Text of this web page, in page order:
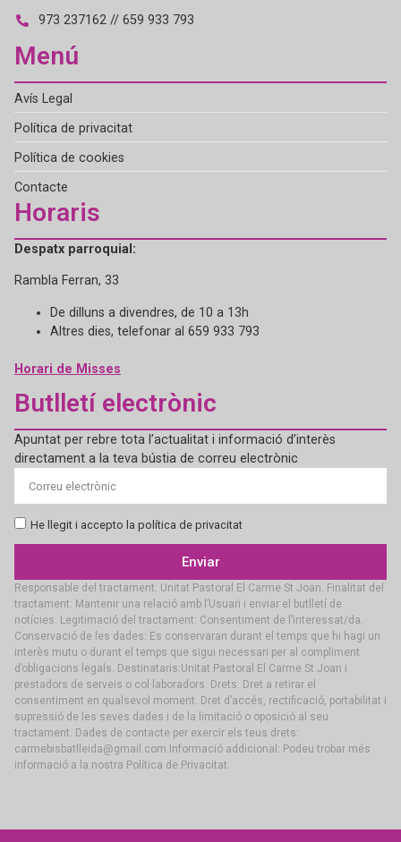
973 237162 // 659 933 793
Menú
Avís Legal
Política de privacitat
Política de cookies
Contacte
Horaris
Despatx parroquial:
Rambla Ferran, 33
De dilluns a divendres, de 10 a 13h
Altres dies, telefonar al 659 933 793
Horari de Misses
Butlletí electrònic
Apuntat per rebre tota l’actualitat i informació d’interès
directament a la teva bústia de correu electrònic
He llegit i accepto la política de privacitat
Enviar
Responsable del tractament: Unitat Pastoral El Carme St Joan. Finalitat del
tractament: Mantenir una relació amb l’Usuari i enviar el butlletí de
notícies. Legitimació del tractament: Consentiment de l’interessat/da.
Conservació de les dades: Es conservaran durant el temps que hi hagi un
interès mutu o durant el temps que sigui necessari per al compliment
d’obligacions legals. Destinataris:Unitat Pastoral El Carme St Joan i
prestadors de serveis o col·laboradors. Drets: Dret a retirar el
consentiment en qualsevol moment. Dret d’accés, rectificació, portabilitat i
supressió de les seves dades i de la limitació o oposició al seu
tractament. Dades de contacte per exercir els teus drets:
carmebisbatlleida@gmail.com Informació addicional: Podeu trobar més
informació a la nostra Política de Privacitat.